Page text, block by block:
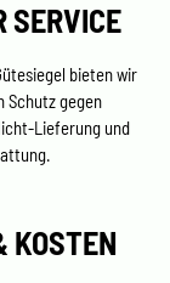
SERVICE
bieten wir
Schutz gegen
Lieferung und
KOSTEN